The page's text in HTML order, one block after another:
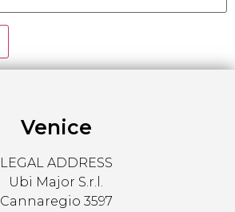
Venice
LEGAL ADDRESS
Ubi Major S.r.l.
Cannaregio 3597